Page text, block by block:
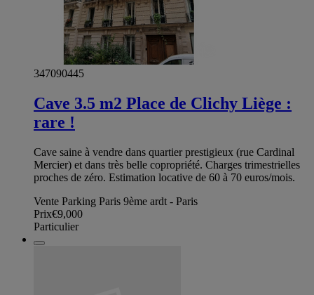
347090445
Cave 3.5 m2 Place de Clichy Liège :
rare !
Cave saine à vendre dans quartier prestigieux (rue Cardinal
Mercier) et dans très belle copropriété. Charges trimestrielles
proches de zéro. Estimation locative de 60 à 70 euros/mois.
Vente Parking Paris 9ème ardt - Paris
Prix€9,000
Particulier